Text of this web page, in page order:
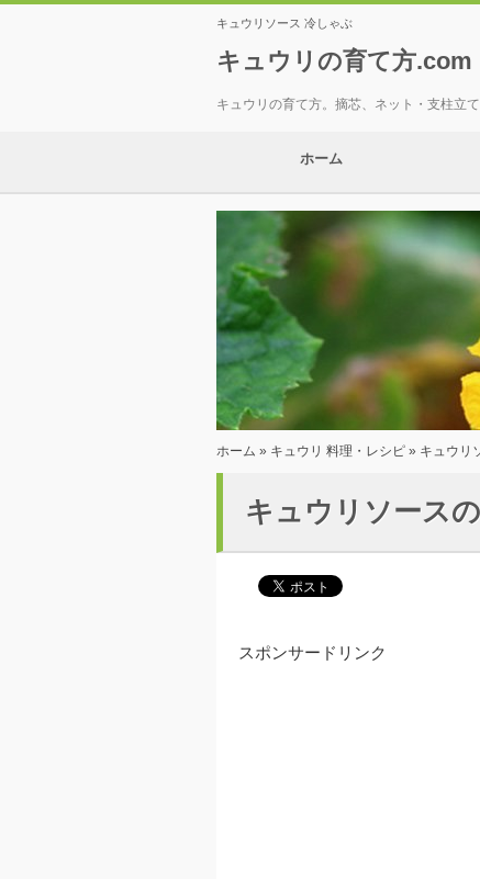
キュウリソース 冷しゃぶ
キュウリの育て方.com
キュウリの育て方。摘芯、ネット・支柱立
ホーム
ホーム » キュウリ 料理・レシピ » キュウリ
キュウリソース
スポンサードリンク